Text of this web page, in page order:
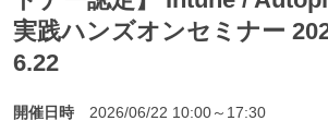
実践ハンズオンセミナー
6.22
開催日時
2026/06/22 10:00～17:30